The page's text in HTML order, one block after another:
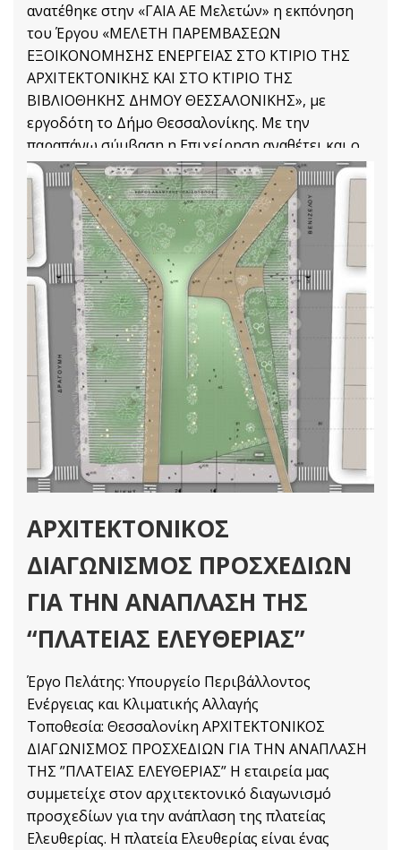
ανατέθηκε στην «ΓΑΙΑ ΑΕ Μελετών» η εκπόνηση
του Έργου «ΜΕΛΕΤΗ ΠΑΡΕΜΒΑΣΕΩΝ
ΕΞΟΙΚΟΝΟΜΗΣΗΣ ΕΝΕΡΓΕΙΑΣ ΣΤΟ ΚΤΙΡΙΟ ΤΗΣ
ΑΡΧΙΤΕΚΤΟΝΙΚΗΣ ΚΑΙ ΣΤΟ ΚΤΙΡΙΟ ΤΗΣ
ΒΙΒΛΙΟΘΗΚΗΣ ΔΗΜΟΥ ΘΕΣΣΑΛΟΝΙΚΗΣ», με
εργοδότη το Δήμο Θεσσαλονίκης. Με την
παραπάνω σύμβαση η Επιχείρηση αναθέτει και ο
Ανάδοχος αναλαμβάνει την υποχρέωση να
Αρχιτεκτονικές Μελέτες
Διαβάστε Περισσότερα
ΑΡΧΙΤΕΚΤΟΝΙΚΟΣ
ΔΙΑΓΩΝΙΣΜΟΣ ΠΡΟΣΧΕΔΙΩΝ
ΓΙΑ ΤΗΝ ΑΝΑΠΛΑΣΗ ΤΗΣ
“ΠΛΑΤΕΙΑΣ ΕΛΕΥΘΕΡΙΑΣ”
Έργο Πελάτης: Υπουργείο Περιβάλλοντος
Ενέργειας και Κλιματικής Αλλαγής
Τοποθεσία: Θεσσαλονίκη ΑΡΧΙΤΕΚΤΟΝΙΚΟΣ
ΔΙΑΓΩΝΙΣΜΟΣ ΠΡΟΣΧΕΔΙΩΝ ΓΙΑ ΤΗΝ ΑΝΑΠΛΑΣΗ
ΤΗΣ ”ΠΛΑΤΕΙΑΣ ΕΛΕΥΘΕΡΙΑΣ” Η εταιρεία μας
συμμετείχε στον αρχιτεκτονικό διαγωνισμό
προσχεδίων για την ανάπλαση της πλατείας
Ελευθερίας. Η πλατεία Ελευθερίας είναι ένας